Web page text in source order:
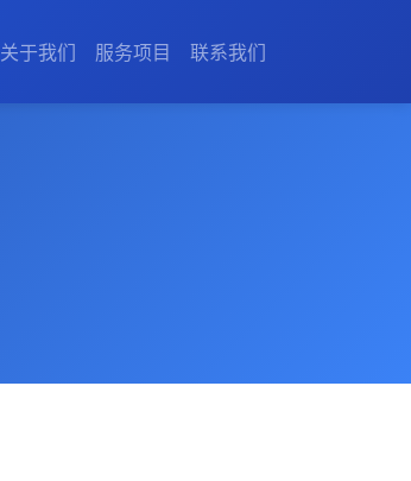
关于我们 服务项目 联系我们